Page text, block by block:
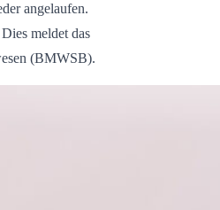
angelaufen.
meldet das
(BMWSB).